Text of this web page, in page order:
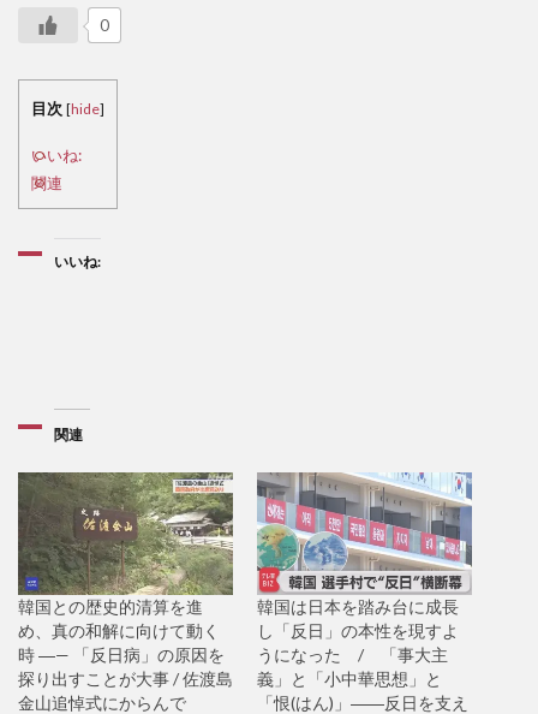
0
目次 [hide]
いいね:
関連
いいね:
関連
韓国との歴史的清算を進
め、真の和解に向けて動く
時 ―— 「反日病」の原因を
探り出すことが大事 / 佐渡島
金山追悼式にからんで
韓国は日本を踏み台に成長
し「反日」の本性を現すよ
うになった / 「事大主
義」と「小中華思想」と
「恨(はん)」――反日を支え